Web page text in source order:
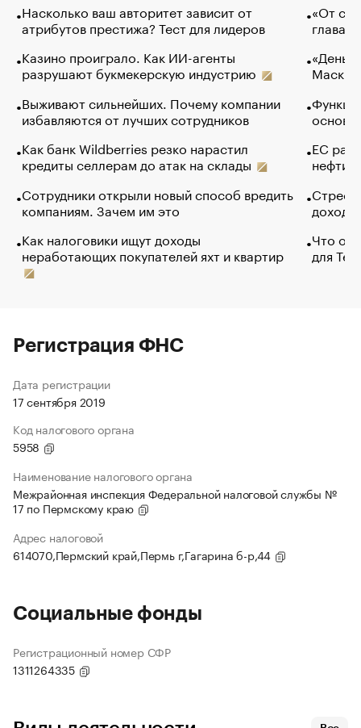
Насколько ваш авторитет зависит от
атрибутов престижа? Тест для лидеров
Казино проиграло. Как ИИ-агенты
разрушают букмекерскую индустрию
Выживают сильнейших. Почему компании
избавляются от лучших сотрудников
Как банк Wildberries резко нарастил
кредиты селлерам до атак на склады
Сотрудники открыли новый способ вредить
компаниям. Зачем им это
Как налоговики ищут доходы
неработающих покупателей яхт и квартир
«От
глава
Маск в
основ
ЕС
нефти
Что
для
Регистрация ФНС
Дата регистрации
17 сентября 2019
Код налогового органа
5958
Наименование налогового органа
Межрайонная инспекция Федеральной налоговой службы №
17 по Пермскому краю
Адрес налоговой
614070,Пермский край,Пермь г,Гагарина б-р,44
Социальные фонды
Регистрационный номер СФР
1311264335